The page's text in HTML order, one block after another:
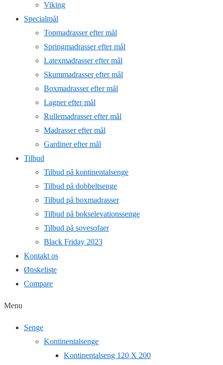
Viking
Specialmål
Topmadrasser efter mål
Springmadrasser efter mål
Latexmadrasser efter mål
Skummadrasser efter mål
Boxmadrasser efter mål
Lagner efter mål
Rullemadrasser efter mål
Madrasser efter mål
Gardiner efter mål
Tilbud
Tilbud på kontinentalsenge
Tilbud på dobbeltsenge
Tilbud på boxmadrasser
Tilbud på bokselevationssenge
Tilbud på sovesofaer
Black Friday 2023
Kontakt os
Ønskeliste
Compare
Menu
Senge
Kontinentalsenge
Kontinentalseng 120 X 200